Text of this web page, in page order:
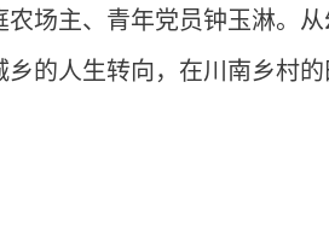
场主、青年党员钟玉淋。从
的人生转向，在川南乡村